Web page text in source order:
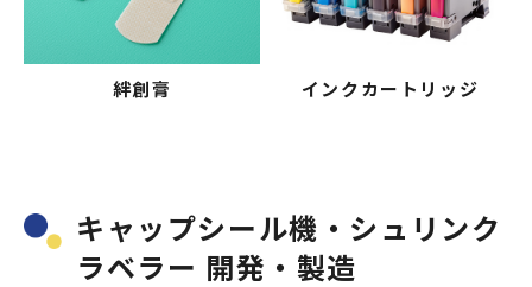
絆創膏 インクカートリッジ
キャップシール機・シュリンク
ラベラー 開発・製造